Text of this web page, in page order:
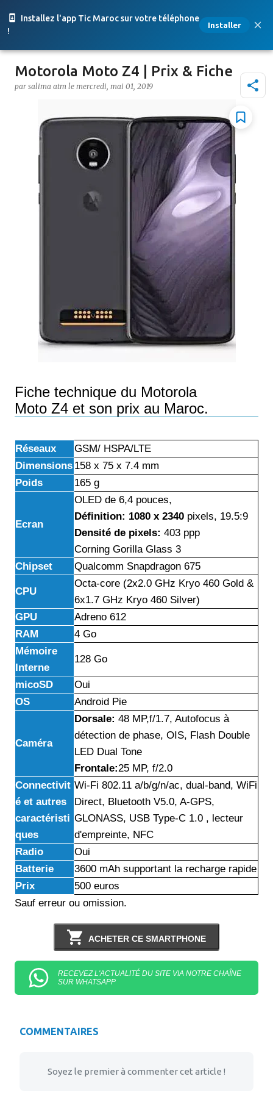
Installez l'app Tic Maroc sur votre téléphone
!
Installer
Accéder au contenu principal
Motorola Moto Z4 | Prix & Fiche
par salima atm le mercredi, mai 01, 2019
Fiche technique du Motorola
Moto Z4 et son prix au Maroc.
Réseaux
GSM/ HSPA/LTE
Dimensions 158 x 75 x 7.4 mm
Poids
165 g
Ecran
OLED de 6,4 pouces,
Définition: 1080 x 2340 pixels, 19.5:9
Densité de pixels: 403 ppp
Corning Gorilla Glass 3
Chipset
Qualcomm Snapdragon 675
CPU
Octa-core (2x2.0 GHz Kryo 460 Gold &
6x1.7 GHz Kryo 460 Silver)
GPU
Adreno 612
RAM
4 Go
Mémoire
Interne
128 Go
micoSD
Oui
OS
Android Pie
Caméra
Dorsale: 48 MP,f/1.7, Autofocus à
détection de phase, OIS, Flash Double
LED Dual Tone
Frontale:25 MP, f/2.0
Connectivit
é et autres
caractéristi
ques
Wi-Fi 802.11 a/b/g/n/ac, dual-band, WiFi
Direct, Bluetooth V5.0, A-GPS,
GLONASS, USB Type-C 1.0 , lecteur
d'empreinte, NFC
Radio
Oui
Batterie
3600 mAh supportant la recharge rapide
Prix
500 euros
Sauf erreur ou omission.
ACHETER CE SMARTPHONE
RECEVEZ L'ACTUALITÉ DU SITE VIA NOTRE CHAÎNE
SUR WHATSAPP
COMMENTAIRES
Soyez le premier à commenter cet article !